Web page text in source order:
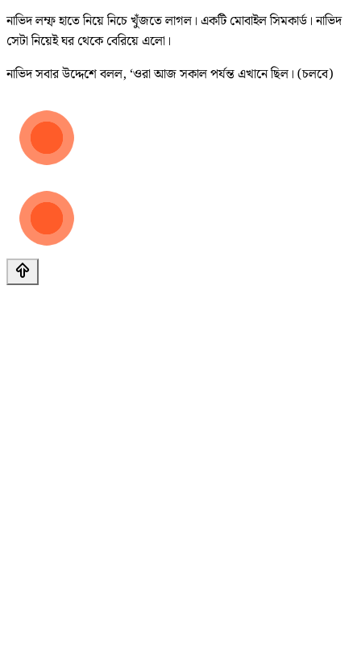
নাভিদ লম্ফ হাতে নিয়ে নিচে খুঁজতে লাগল। একটি মোবাইল সিমকার্ড। নাভিদ
সেটা নিয়েই ঘর থেকে বেরিয়ে এলো।
নাভিদ সবার উদ্দেশে বলল, ‘ওরা আজ সকাল পর্যন্ত এখানে ছিল। (চলবে)